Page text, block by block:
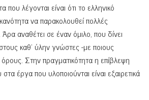
που λέγονται είναι ότι το ελληνικό
να παρακολουθεί πολλές
αναθέτει σε έναν όμιλο, που δίνει
καθ’ ύλην γνώστες -με ποιους
Στην πραγματικότητα η επίβλεψη
έργα που υλοποιούνται είναι εξαιρετικά